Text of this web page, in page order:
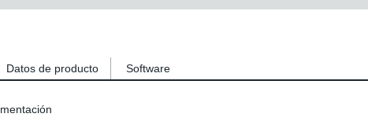
Datos de producto Software